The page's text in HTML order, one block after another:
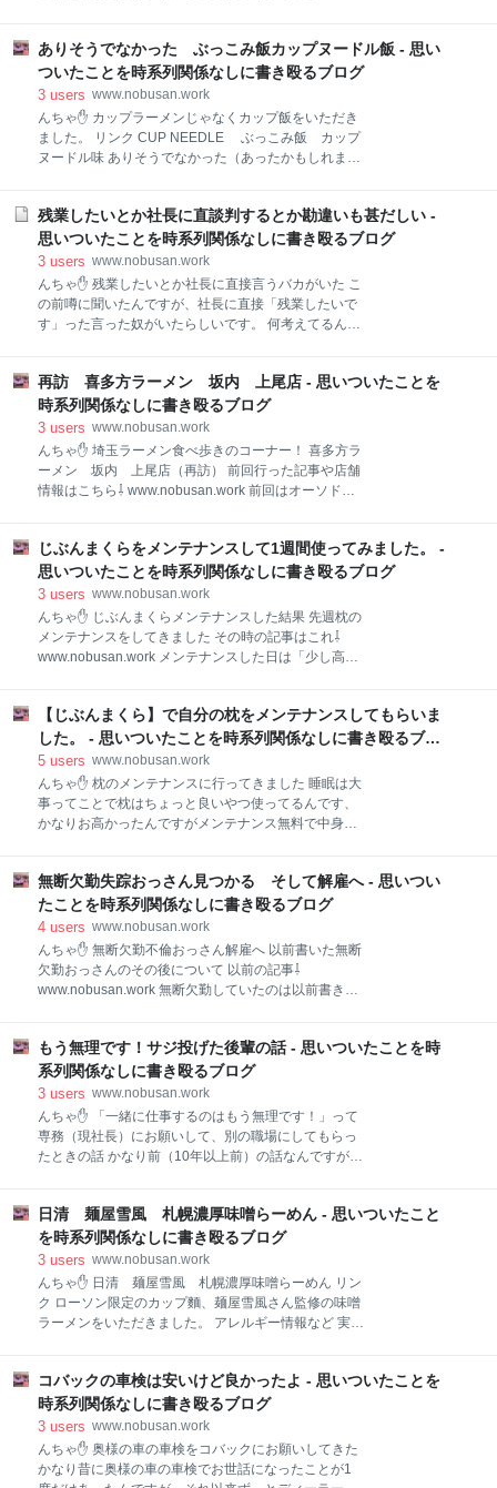
アドレスバーで使用する検索エンジンのところが
Googleになってます（Bingになってる時もあります）
これをBingにします（
にしようか悩んでるところにスズキアリーナさいたま
中央さんでスズキワークス久留米さんとのコラボ企画
があったのを知りましたが、すでに終わってました。
ですがスズキワークス久留米さんのパーツを取り付け
たデモカーがあるのを知り見に行ってみることに。 デ
モカーに試乗 ありました、SWKさんのダウンサスなど
認するために試乗させてもらいました、ECUが変わっ
てるので自分で運転したらECUまで欲しくなるので店
員さんに運転してもらいました（笑） ちなみに隣の白
いの
ありそうでなかった ぶっこみ飯カップヌードル飯 - 思い
ついたことを時系列関係なしに書き殴るブログ
3 users www.nobusan.work
んちゃ✋ カップラーメンじゃなくカップ飯をいただき
ました。 リンク CUP NEEDLE ぶっこみ飯 カップ
ヌードル味 ありそうでなかった（あったかもしれませ
（笑） いいんです！美味しいは正義！ 実食 開封 中に
は乾燥ご飯と カップヌードルでおなじみの具材が入っ
ています。 完成 お湯を入れ5分待って完成、カップヌ
ードルそのものの香りですね。 良くかき混ぜていただ
きます。 ご飯はちょっとパサついて硬めですね、時間
が経つとスープを吸い込んでやわらかくなります。 米
と謎肉にエビにネギ 味はカップヌードルと同じです
ね。 スープのピリッとした胡椒の感じとごはんがとっ
ても合いますね、最後の方はスープを吸
残業したいとか社長に直談判するとか勘違いも甚だしい -
思いついたことを時系列関係なしに書き殴るブログ
3 users www.nobusan.work
んちゃ✋ 残業したいとか社長に直接言うバカがいた こ
の前噂に聞いたんですが、社長に直接「残業したいで
す」った言った奴がいたらしいです。 何考えてるんだ
残業したいとか抜かしてる奴は普段から残業ありきで
動いてるので、早く終わらせようとか考えたりしない
んです。 逆に早くやると損するとか考えてるのではな
いでしょうか？ 残業は会社だけじゃなくて長い目で見
たら従業員にも損 「残業したいって考えてる俺って働
き者！って思われてるだろうな。ﾆﾋﾋ」 とか考えてる
んやっていった方が、会社の売り上げにも貢献できる
し利益あげればその分給料も増えるんです。 残業代欲
しいからって改善もせずに普段と何も変わらないし成
長しな
再訪 喜多方ラーメン 坂内 上尾店 - 思いついたことを
時系列関係なしに書き殴るブログ
3 users www.nobusan.work
んちゃ✋ 埼玉ラーメン食べ歩きのコーナー！ 喜多方ラ
ーメン 坂内 上尾店（再訪） 前回行った記事や店舗
情報はこちら⇩ www.nobusan.work 前回はオーソドッ
（半チャーハン） 今回は味噌にしました。 チャーシュ
ーたっぷり入ってます(*´ω`*) 麺 中太のちぢれ麺、前回
の醤油と同じ麺ですね。 もちもちして歯ごたえもあり
とても美味しいです。 麺にはこだわってるみたいです
ね。 トッピング トッピングは普通の醤油と同じです
ね、メンマは歯ごたえもあり味もしっかりしてます。
スープですね。 自分はとても好きなのですが、これな
ら他のお店の味噌の方が美味しいかな？ やっぱり喜多
方ラ
じぶんまくらをメンテナンスして1週間使ってみました。 -
思いついたことを時系列関係なしに書き殴るブログ
3 users www.nobusan.work
んちゃ✋ じぶんまくらメンテナンスした結果 先週枕の
メンテナンスをしてきました その時の記事はこれ⇩
www.nobusan.work メンテナンスした日は「少し高い
時はその時考えようと思いそのまま使ってみました。
想像以上に寝起きも良くなりぐっすり眠れた感じがし
ました、夜中に必ず起きるのは変わらないのですが、
いつもは起きたらしばらく眠れないこともありまし
た。 メンテナンスしてからはよく眠れるようになり、
夜中に起きてもすぐに寝付けるのでかなり起きるのが
朝起きるのは確実に楽です。 枕の真ん中は低くて横が
高くなってるので寝返りも楽で横向きで寝るのにもち
ょうどいいです。 せっかく高い買い物したのでメンテ
【じぶんまくら】で自分の枕をメンテナンスしてもらいま
した。 - 思いついたことを時系列関係なしに書き殴るブロ
グ
5 users www.nobusan.work
んちゃ✋ 枕のメンテナンスに行ってきました 睡眠は大
事ってことで枕はちょっと良いやつ使ってるんです、
かなりお高かったんですがメンテナンス無料で中身を
ン上尾店 実は最初に購入した店舗が閉店してしまった
ためにメンテナンス行けなくて「永久メンテナンスな
んて使えないやないかい！」って憤ってたのですが、
この度新しくできたイオンモールに店舗が入ってたの
でさっそくメンテナンスに行ってきました。 ※要予約
です 大吉先生も笑顔で勧めてくれてます(*´ω`*) 前回の
はもったいないので、ちょっと遠いんですが行ってき
た時の記事はこちら⇩ www.nobusan.work 距離的には
近いんですが道がめっちゃ混むんで
無断欠勤失踪おっさん見つかる そして解雇へ - 思いつい
たことを時系列関係なしに書き殴るブログ
4 users www.nobusan.work
んちゃ✋ 無断欠勤不倫おっさん解雇へ 以前書いた無断
欠勤おっさんのその後について 以前の記事⇩
www.nobusan.work 無断欠勤していたのは以前書きま
捜索願を出しました。 浮気でいなくなったのを探して
くれるのかわからないので「失踪した」とだけ言った
のかもしれません。 浮気でいなくなったのを探してた
ら警察も大変ですからね。 その日に見つかる 日本の警
察は優秀ですね、捜索願出したその日のうちに発見さ
れました（笑） 埼玉に住んでるのに香川で見つかった
んから会社に連絡 奥さんから会社に連絡があって
「翌々日に帰ってくるので会社に行かせます」って。
でも、社長が「厳しい話かもしれませんが、無断欠
もう無理です！サジ投げた後輩の話 - 思いついたことを時
系列関係なしに書き殴るブログ
3 users www.nobusan.work
んちゃ✋ 「一緒に仕事するのはもう無理です！」って
専務（現社長）にお願いして、別の職場にしてもらっ
たときの話 かなり前（10年以上前）の話なんですが、
です、部下なので距離を置くわけにはいかないんです
が、最近ちょっとわがままが酷くてイライラしてまし
た。 そんな時昔のことを思い出したので書いてみたい
と思います。 （完全に愚痴です） 最初は頑張るやつだ
と思った そいつが入社したのは、自分と一緒に仕事し
てた奴が辞めたので急遽募集をかけたら、やってきま
入ってきたな」なんて思ってました。 休まないし（普
通なんですがね）残業も嫌がらない （今となってはこ
れが問題なんですが、そのうちこれについても書きま
す） だん
日清 麺屋雪風 札幌濃厚味噌らーめん - 思いついたこと
を時系列関係なしに書き殴るブログ
3 users www.nobusan.work
んちゃ✋ 日清 麺屋雪風 札幌濃厚味噌らーめん リン
ク ローソン限定のカップ麵、麺屋雪風さん監修の味噌
ラーメンをいただきました。 アレルギー情報など 実食
類のスープを入れたら味噌のいい香りが広がります、
特製のあとがけ香味油を入れるとさらに風味が増して
いい香りが。 麺 ノンフライの中太ちぢれ麺、混ぜた感
じはすごく硬くて重い印象でしたが、すすってみると
なめらかで食感も良くもちもちして、味噌によく合い
ます。 トッピング チャーシューと白髪ネギにきくらげ
コバックの車検は安いけど良かったよ - 思いついたことを
時系列関係なしに書き殴るブログ
3 users www.nobusan.work
んちゃ✋ 奥様の車の車検をコバックにお願いしてきた
かなり昔に奥様の車の車検でお世話になったことが1